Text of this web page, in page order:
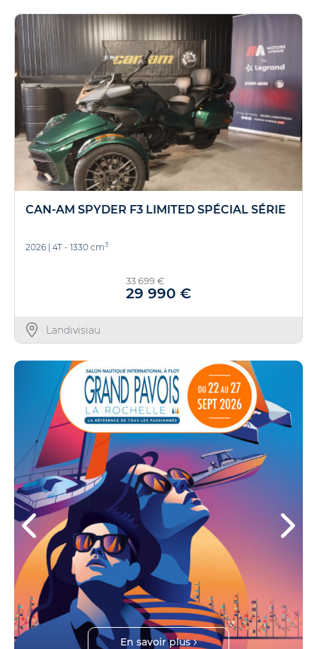
CAN-AM SPYDER F3 LIMITED SPÉCIAL SÉRIE
2026 | 4T - 1330 cm3
33 699 €
29 990 €
Landivisiau
En savoir plus